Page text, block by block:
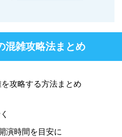
混雑攻略法まとめ
攻略する方法まとめ
演時間を目安に